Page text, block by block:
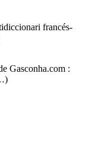
francés-
Gasconha.com :